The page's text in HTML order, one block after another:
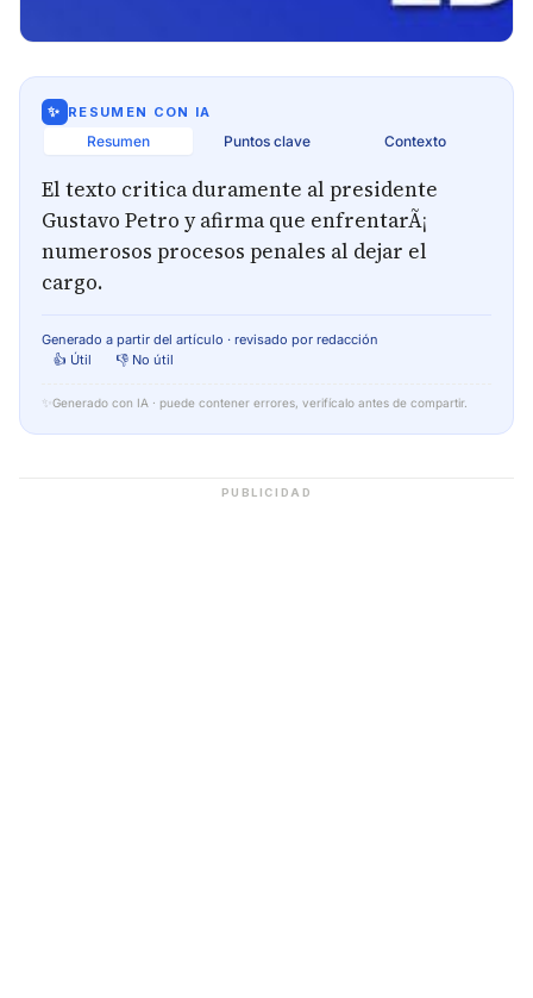
✨ RESUMEN CON IA
Resumen Puntos clave Contexto
El texto critica duramente al presidente
Gustavo Petro y afirma que enfrentarÃ¡
numerosos procesos penales al dejar el
cargo.
Generado a partir del artículo · revisado por redacción
👍 Útil
👎 No útil
✨ Generado con IA · puede contener errores, verifícalo antes de compartir.
PUBLICIDAD